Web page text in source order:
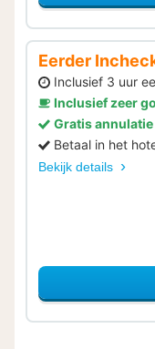
Eerder
Inclusief 3 uur
Inclusief zeer
Gratis annulatie
Betaal in het
Bekijk details